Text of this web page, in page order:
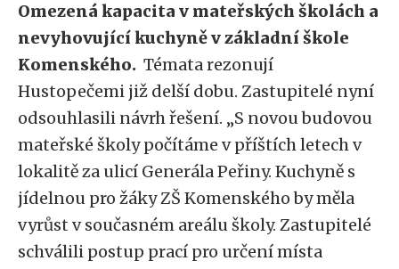
Omezená kapacita v mateřských školách a
nevyhovující kuchyně v základní škole
Komenského. Témata rezonují
Hustopečemi již delší dobu. Zastupitelé nyní
odsouhlasili návrh řešení. „S novou budovou
mateřské školy počítáme v příštích letech v
lokalitě za ulicí Generála Peřiny. Kuchyně s
jídelnou pro žáky ZŠ Komenského by měla
vyrůst v současném areálu školy. Zastupitelé
schválili postup prací pro určení místa